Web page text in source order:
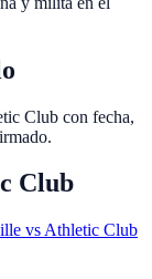
Club con fecha,
Club
vs Athletic Club